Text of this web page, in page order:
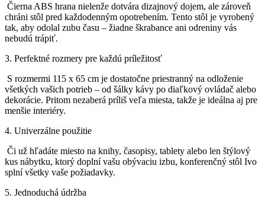
Čierna ABS hrana nielenže dotvára dizajnový dojem, ale zároveň
chráni stôl pred každodenným opotrebením. Tento stôl je vyrobený
tak, aby odolal zubu času – žiadne škrabance ani odreniny vás
nebudú trápiť.
3. Perfektné rozmery pre každú príležitosť
S rozmermi 115 x 65 cm je dostatočne priestranný na odloženie
všetkých vašich potrieb – od šálky kávy po diaľkový ovládač alebo
dekorácie. Pritom nezaberá príliš veľa miesta, takže je ideálna aj pre
menšie interiéry.
4. Univerzálne použitie
Či už hľadáte miesto na knihy, časopisy, tablety alebo len štýlový
kus nábytku, ktorý doplní vašu obývaciu izbu, konferenčný stôl Ivo
splní všetky vaše požiadavky.
5. Jednoduchá údržba